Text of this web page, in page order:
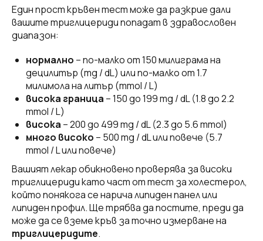
Един прост кръвен тест може да разкрие дали
вашите триглицериди попадат в здравословен
диапазон:
нормално – по-малко от 150 милиграма на
децилитър (mg / dL) или по-малко от 1.7
милимола на литър (mmol / L)
висока граница – 150 до 199 mg / dL (1.8 до 2.2
mmol / L)
висока – 200 до 499 mg / dL (2.3 до 5.6 mmol)
много високо – 500 mg / dL или повече (5.7
mmol / L или повече)
Вашият лекар обикновено проверява за високи
триглицериди като част от тест за холестерол,
който понякога се нарича липиден панел или
липиден профил. Ще трябва да постите, преди да
може да се вземе кръв за точно измерване на
триглицеридите.